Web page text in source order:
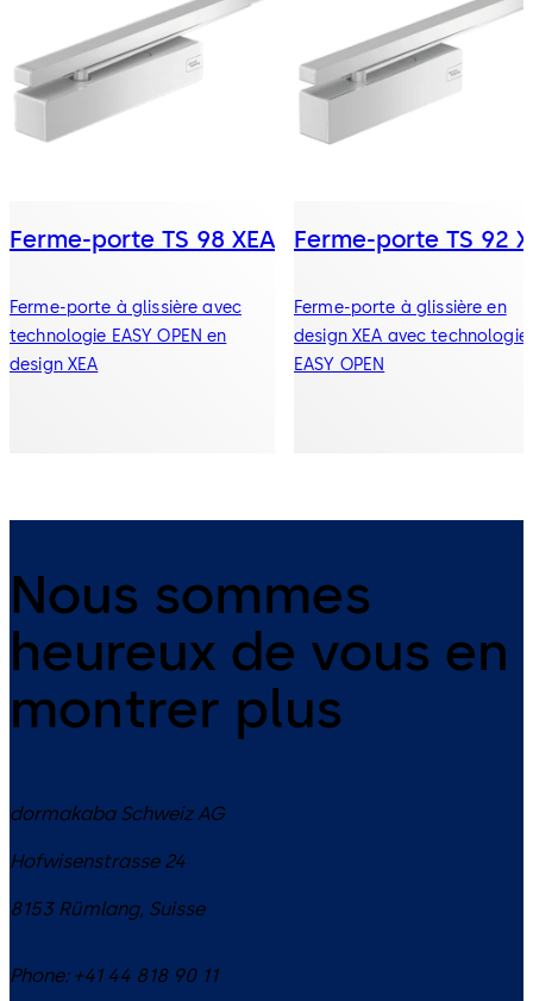
Ferme-porte TS 98 XEA
Ferme-porte à glissière avec
technologie EASY OPEN en
design XEA
Ferme-porte TS 92
Ferme-porte à glissière en
design XEA avec technologie
EASY OPEN
Nous sommes
heureux de vous en
montrer plus
dormakaba Schweiz AG
Hofwisenstrasse 24
8153 Rümlang, Suisse
Phone: +41 44 818 90 11